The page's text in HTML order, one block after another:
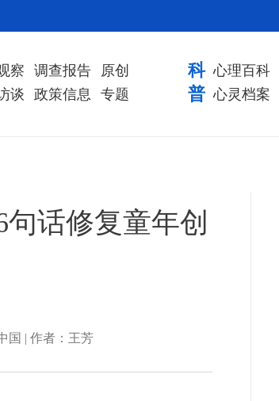
察 调查报告
原创
谈 政策信息 专题
科
普
心理百科
心灵档案
话修复童年创
国 | 作者：王芳